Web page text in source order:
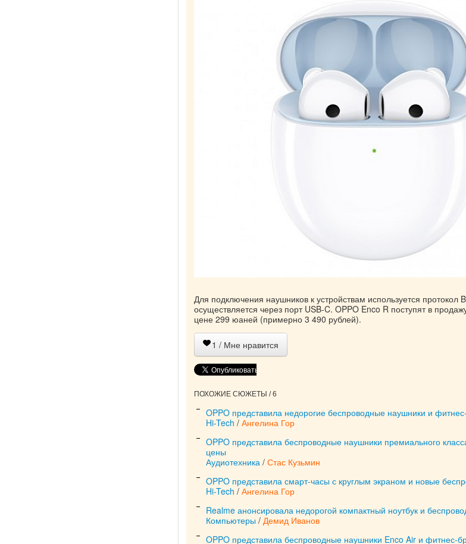
Для подключения наушников к устройствам используется протокол
осуществляется через порт USB-C. OPPO Enco R поступят в
цене 299 юаней (примерно 3 490 рублей).
1 / Мне нравится
ПОХОЖИЕ СЮЖЕТЫ / 6
OPPO представила недорогие беспроводные наушники и
Hi-Tech / Ангелина Гор
OPPO представила беспроводные наушники премиального
цены
Аудиотехника / Стас Кузьмин
OPPO представила смарт-часы с круглым экраном и новые
Hi-Tech / Ангелина Гор
Realme анонсировала недорогой компактный ноутбук и
Компьютеры / Демид Иванов
OPPO представила беспроводные наушники Enco Air и фитнес-